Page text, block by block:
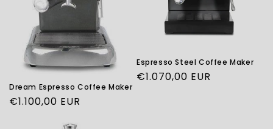
Dream Espresso Coffee Maker
Regular
€1.100,00 EUR
Espresso Steel Coffee Maker
Regular
€1.070,00 EUR